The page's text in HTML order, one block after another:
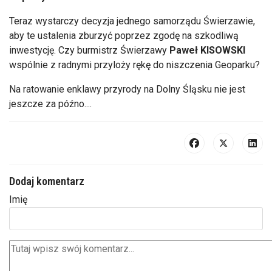
Teraz wystarczy decyzja jednego samorządu Świerzawie,
aby te ustalenia zburzyć poprzez zgodę na szkodliwą
inwestycję. Czy burmistrz Świerzawy Paweł KISOWSKI
wspólnie z radnymi przyloży rękę do niszczenia Geoparku?
Na ratowanie enklawy przyrody na Dolny Śląsku nie jest
jeszcze za późno....
Dodaj komentarz
Imię